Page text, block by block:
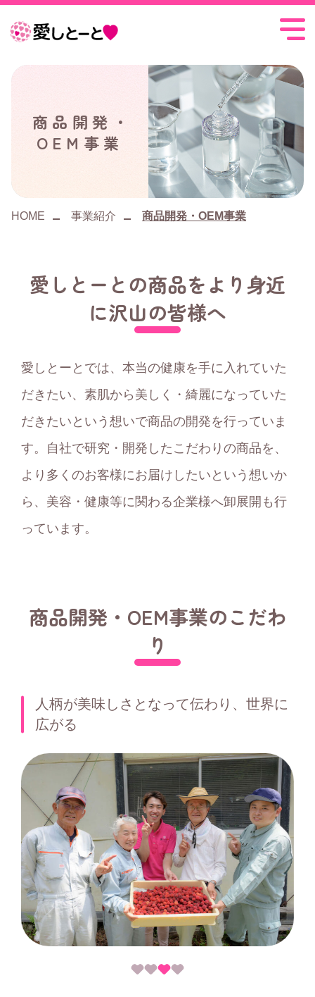
愛
商品開発・
OEM事業
HOME 事業紹介 商品開発・OEM事業
愛しとーとの商品をより身近
に沢山の皆様へ
愛しとーとでは、本当の健康を手に入れていた
だきたい、素肌から美しく・綺麗になっていた
だきたいという想いで商品の開発を行っていま
す。自社で研究・開発したこだわりの商品を、
より多くのお客様にお届けしたいという想いか
ら、美容・健康等に関わる企業様へ卸展開も行
っています。
商品開発・OEM事業のこだわ
り
人柄が美味しさとなって伝わり、世界に
広がる